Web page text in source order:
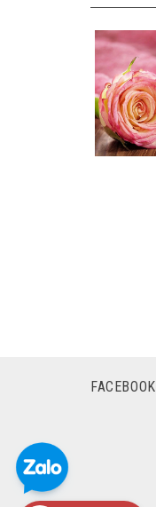
FACEBOOK